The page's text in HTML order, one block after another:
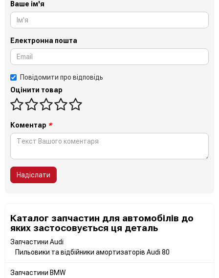
Ваше ім'я
Електронна пошта
Повідомити про відповідь
Оцінити товар
Коментар *
Надіслати
Каталог запчастин для автомобілів до
яких застосовується ця деталь
Запчастини Audi
Пильовики та відбійники амортизаторів Audi 80
Запчастини BMW